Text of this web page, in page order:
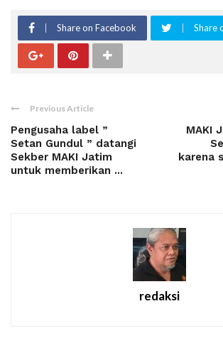
Share on Facebook Share
Previous Article
Pengusaha label ”
Setan Gundul ” datangi
Sekber MAKI Jatim
untuk memberikan ...
MAKI
karena
redaksi